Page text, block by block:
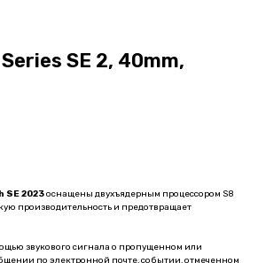
SE 2, 40mm,
SE 2023оснащены двухъядерным процессором S8
производительность и предотвращает
звукового сигнала о пропущенном или
по электронной почте, событии, отмеченном